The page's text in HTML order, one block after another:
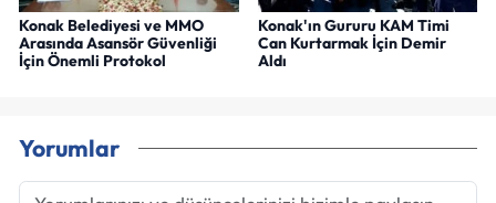
Konak Belediyesi ve MMO
Arasında Asansör Güvenliği
İçin Önemli Protokol
Konak'ın Gururu KAM Timi
Can Kurtarmak İçin Demir
Aldı
Yorumlar